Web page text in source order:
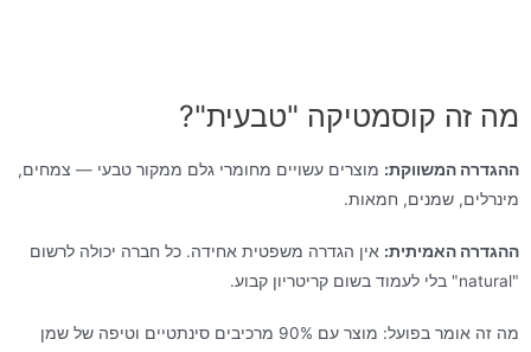
מה זה קוסמטיקה "טבעית"?
ההגדרה המשווקת: מוצרים עשויים מחומרי גלם ממקור טבעי — צמחים,
מינרלים, שמנים, חמאות.
ההגדרה האמיתית: אין הגדרה משפטית אחידה. כל חברה יכולה לרשום
"natural" בלי לעמוד בשום קריטריון קבוע.
מה זה אומר בפועל: מוצר עם 90% מרכיבים סינתטיים וטיפה של שמן